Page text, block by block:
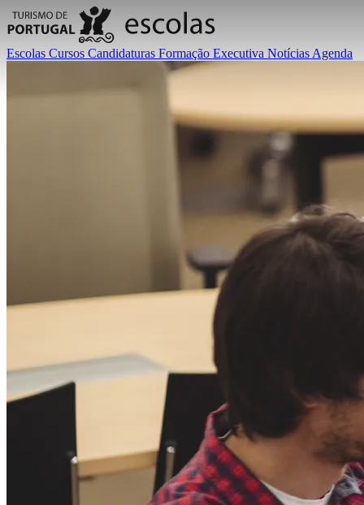
Escolas Cursos Candidaturas Formação Executiva Notícias Agenda